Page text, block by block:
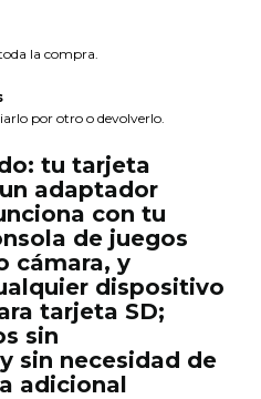
la compra.
por otro o devolverlo.
tu tarjeta
adaptador
con tu
de juegos
cámara, y
dispositivo
tarjeta SD;
sin
sin necesidad de
adicional